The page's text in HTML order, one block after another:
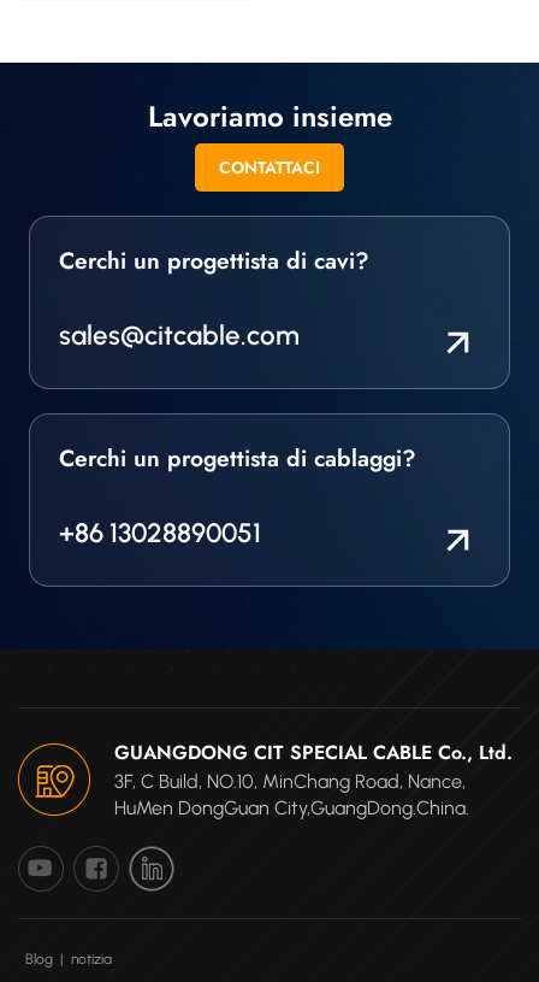
Lavoriamo insieme
CONTATTACI
Cerchi un progettista di cavi?
sales@citcable.com
Cerchi un progettista di cablaggi?
+86 13028890051
GUANGDONG CIT SPECIAL CABLE Co., Ltd.
3F, C Build, NO.10, MinChang Road, Nance,
HuMen DongGuan City,GuangDong.China.
Blog | notizia